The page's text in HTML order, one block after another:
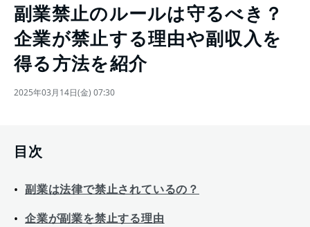
副業禁止のルールは守るべき？
企業が禁止する理由や副収入を
得る方法を紹介
2025年03月14日(金) 07:30
目次
副業は法律で禁止されているの？
企業が副業を禁止する理由